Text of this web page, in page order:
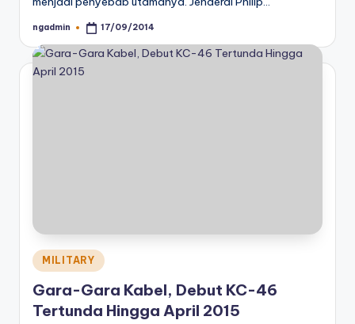
Posted
ngadmin 17/09/2014
Posted
in
MILITARY
Gara-Gara Kabel, Debut KC-46
Tertunda Hingga April 2015